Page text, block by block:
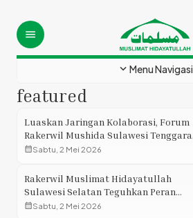
menu
expand_more Menu Navigasi
featured
Luaskan Jaringan Kolaborasi, Forum
Rakerwil Mushida Sulawesi Tenggara
Siapkan Transformasi Organisasi
calendar_monthSabtu, 2 Mei 2026
Rakerwil Muslimat Hidayatullah
Sulawesi Selatan Teguhkan Peran
Strategis Muslimah
calendar_monthSabtu, 2 Mei 2026